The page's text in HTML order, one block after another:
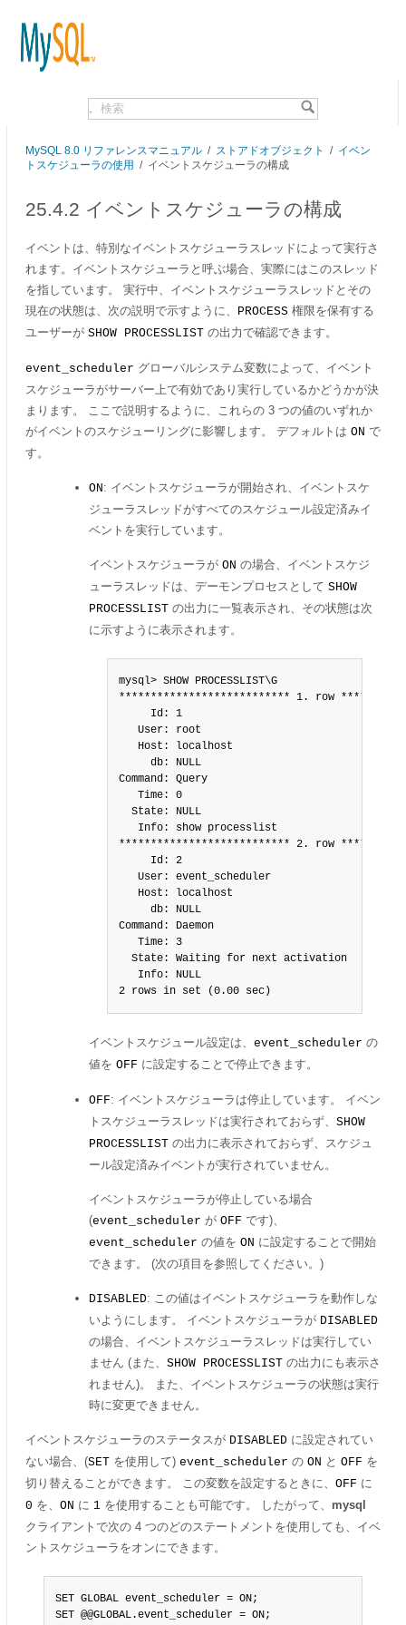
MySQL 8.0 リファレンスマニュアル / ストアドオブジェクト / イベン
トスケジューラの使用 / イベントスケジューラの構成
25.4.2 イベントスケジューラの構成
イベントは、特別なイベントスケジューラスレッドによって実行さ
れます。イベントスケジューラと呼ぶ場合、実際にはこのスレッド
を指しています。 実行中、イベントスケジューラスレッドとその
現在の状態は、次の説明で示すように、 PROCESS 権限を保有する
ユーザーが SHOW PROCESSLIST の出力で確認できます。
event_scheduler グローバルシステム変数によって、イベント
スケジューラがサーバー上で有効であり実行しているかどうかが決
まります。 ここで説明するように、これらの 3 つの値のいずれか
がイベントのスケジューリングに影響します。 デフォルトは ON で
す。
ON: イベントスケジューラが開始され、イベントスケ
ジューラスレッドがすべてのスケジュール設定済みイ
ベントを実行しています。
イベントスケジューラが ON の場合、イベントスケジ
ューラスレッドは、デーモンプロセスとして SHOW
PROCESSLIST の出力に一覧表示され、その状態は次
に示すように表示されます。
mysql> SHOW PROCESSLIST\G
*************************** 1. row
     Id: 1
   User: root
   Host: localhost
     db: NULL
Command: Query
   Time: 0
  State: NULL
   Info: show processlist
*************************** 2. row
     Id: 2
   User: event_scheduler
   Host: localhost
     db: NULL
Command: Daemon
   Time: 3
  State: Waiting for next activation
   Info: NULL
2 rows in set (0.00 sec)
イベントスケジュール設定は、 event_scheduler の
値を OFF に設定することで停止できます。
OFF: イベントスケジューラは停止しています。 イベン
トスケジューラスレッドは実行されておらず、 SHOW
PROCESSLIST の出力に表示されておらず、スケジュ
ール設定済みイベントが実行されていません。
イベントスケジューラが停止している場合
(event_scheduler が OFF です)、
event_scheduler の値を ON に設定することで開始
できます。 (次の項目を参照してください。)
DISABLED: この値はイベントスケジューラを動作しな
いようにします。 イベントスケジューラが DISABLED
の場合、イベントスケジューラスレッドは実行してい
ません (また、 SHOW PROCESSLIST の出力にも表示さ
れません)。 また、イベントスケジューラの状態は実行
時に変更できません。
イベントスケジューラのステータスが DISABLED に設定されてい
ない場合、(SET を使用して) event_scheduler の ON と OFF を
切り替えることができます。 この変数を設定するときに、 OFF に
0 を、 ON に 1 を使用することも可能です。 したがって、 mysql
クライアントで次の 4 つのどのステートメントを使用しても、イベ
ントスケジューラをオンにできます。
SET GLOBAL event_scheduler = ON;
SET @@GLOBAL.event_scheduler = ON;